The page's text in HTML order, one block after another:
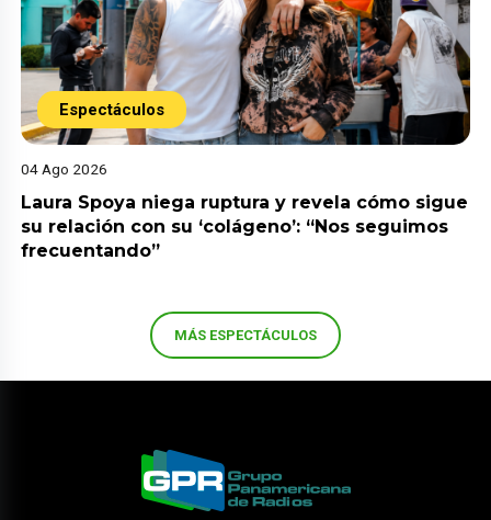
Espectáculos
04 Ago 2026
Laura Spoya niega ruptura y revela cómo sigue
su relación con su ‘colágeno’: “Nos seguimos
frecuentando”
MÁS ESPECTÁCULOS